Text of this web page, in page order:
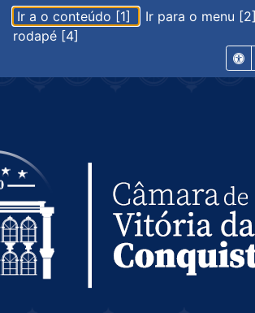
Ir a o conteúdo [1] Ir para o menu [2]
rodapé [4]